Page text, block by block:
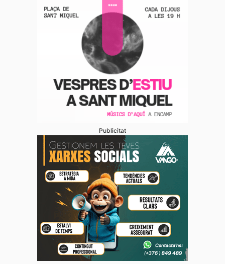
Publicitat